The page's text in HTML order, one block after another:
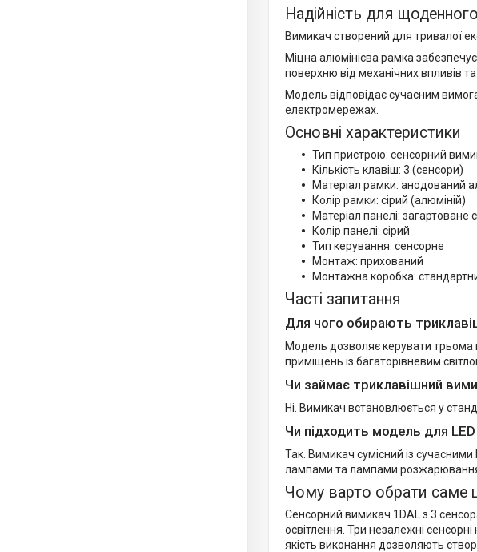
Надійність для
Вимикач створений для тривалої
Міцна алюмінієва рамка
поверхню від механічних впливів
Модель відповідає сучасним
електромережах.
Основні характеристики
Тип пристрою: сенсорний
Кількість клавіш: 3 (сенсори)
Матеріал рамки: анодований
Колір рамки: сірий (алюміній)
Матеріал панелі: загартоване
Колір панелі: сірий
Тип керування: сенсорне
Монтаж: прихований
Монтажна коробка:
Часті запитання
Для чого обирають
Модель дозволяє керувати трьома
приміщень із багаторівневим
Чи займає триклавішний
Ні. Вимикач встановлюється у
Чи підходить модель для LED
Так. Вимикач сумісний із
лампами та лампами
Чому варто обрати саме
Сенсорний вимикач 1DAL з 3
освітлення. Три незалежні
якість виконання дозволяють